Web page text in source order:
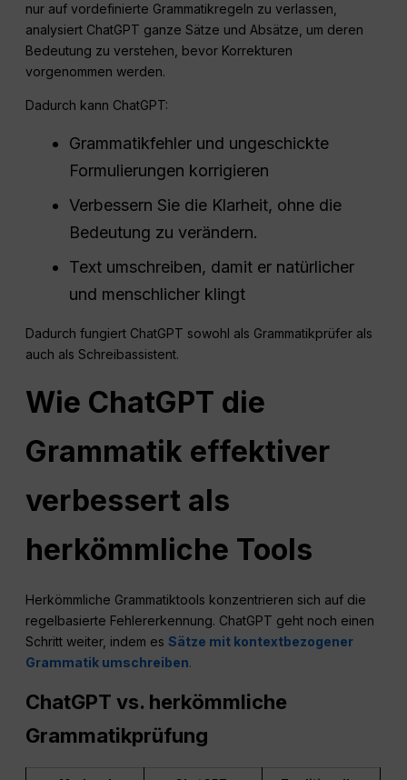
nur auf vordefinierte Grammatikregeln zu verlassen,
analysiert ChatGPT ganze Sätze und Absätze, um deren
Bedeutung zu verstehen, bevor Korrekturen
vorgenommen werden.
Dadurch kann ChatGPT:
Grammatikfehler und ungeschickte
Formulierungen korrigieren
Verbessern Sie die Klarheit, ohne die
Bedeutung zu verändern.
Text umschreiben, damit er natürlicher
und menschlicher klingt
Dadurch fungiert ChatGPT sowohl als Grammatikprüfer als
auch als Schreibassistent.
Wie ChatGPT die
Grammatik effektiver
verbessert als
herkömmliche Tools
Herkömmliche Grammatiktools konzentrieren sich auf die
regelbasierte Fehlererkennung. ChatGPT geht noch einen
Schritt weiter, indem es Sätze mit kontextbezogener
Grammatik umschreiben.
ChatGPT vs. herkömmliche
Grammatikprüfung